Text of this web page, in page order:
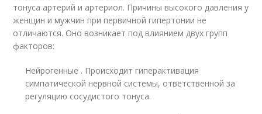
тонуса артерий и артериол. Причины высокого давления у
женщин и мужчин при первичной гипертонии не
отличаются. Оно возникает под влиянием двух групп
факторов:
Нейрогенные . Происходит гиперактивация
симпатической нервной системы, ответственной за
регуляцию сосудистого тонуса.